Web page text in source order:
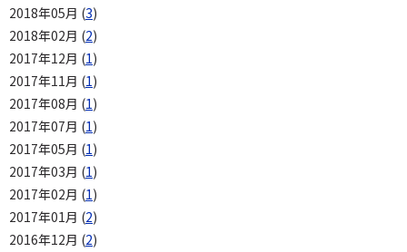
2018年05月 (3)
2018年02月 (2)
2017年12月 (1)
2017年11月 (1)
2017年08月 (1)
2017年07月 (1)
2017年05月 (1)
2017年03月 (1)
2017年02月 (1)
2017年01月 (2)
2016年12月 (2)